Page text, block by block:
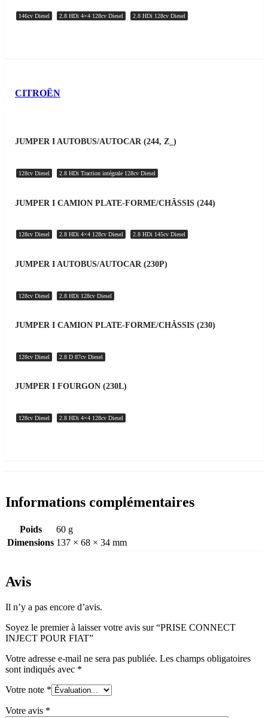
146cv Diesel 2.8 HDi 4×4 128cv Diesel 2.8 HDi 128cv Diesel
CITROËN
JUMPER I AUTOBUS/AUTOCAR (244, Z_)
128cv Diesel 2.8 HDi Traction intégrale 128cv Diesel
JUMPER I CAMION PLATE-FORME/CHÂSSIS (244)
128cv Diesel 2.8 HDi 4×4 128cv Diesel 2.8 HDi 145cv Diesel
JUMPER I AUTOBUS/AUTOCAR (230P)
128cv Diesel 2.8 HDi 128cv Diesel
JUMPER I CAMION PLATE-FORME/CHÂSSIS (230)
128cv Diesel 2.8 D 87cv Diesel
JUMPER I FOURGON (230L)
128cv Diesel 2.8 HDi 4×4 128cv Diesel
Informations complémentaires
Poids
60 g
Dimensions 137 × 68 × 34 mm
Avis
Il n’y a pas encore d’avis.
Soyez le premier à laisser votre avis sur “PRISE CONNECT
INJECT POUR FIAT”
Votre adresse e-mail ne sera pas publiée. Les champs obligatoires
sont indiqués avec *
Votre note *
Votre avis *